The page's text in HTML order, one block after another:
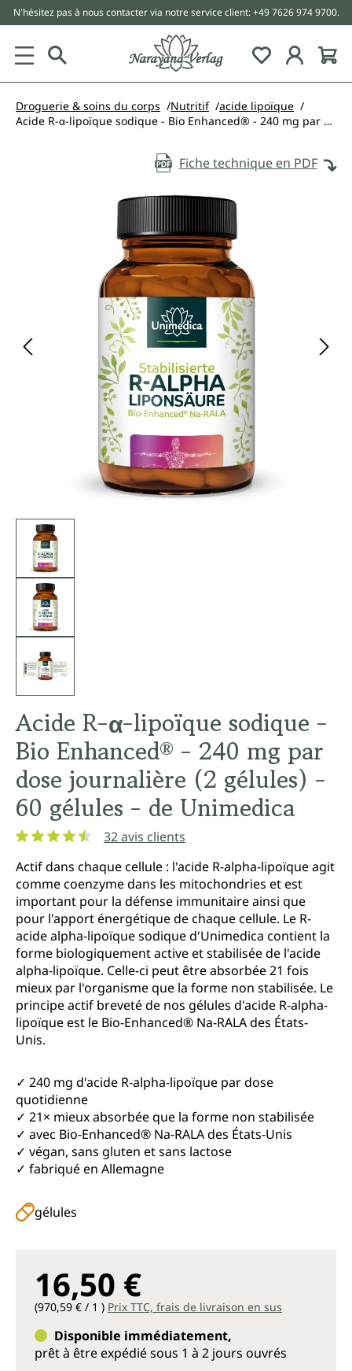
principal
N'hésitez pas à nous contacter via notre service client: +49 7626 974 9700.
Droguerie & soins du corps Nutritif
acide lipoïque
Acide R-α-lipoïque sodique - Bio Enhanced® - 240 mg par dose journalière (2 gélules) - 60 gélules - de Unimedica
Fiche technique en PDF
Ignorer la galerie d'images
Acide R-α-lipoïque sodique -
Bio Enhanced® - 240 mg par
dose journalière (2 gélules) -
60 gélules - de Unimedica
32 avis clients
Actif dans chaque cellule : l'acide R-alpha-lipoïque agit
comme coenzyme dans les mitochondries et est
important pour la défense immunitaire ainsi que
pour l'apport énergétique de chaque cellule. Le R-
acide alpha-lipoïque sodique d'Unimedica contient la
forme biologiquement active et stabilisée de l'acide
alpha-lipoïque. Celle-ci peut être absorbée 21 fois
mieux par l'organisme que la forme non stabilisée. Le
principe actif breveté de nos gélules d'acide R-alpha-
lipoïque est le Bio-Enhanced® Na-RALA des États-
Unis.
✓ 240 mg d'acide R-alpha-lipoïque par dose
quotidienne
✓ 21× mieux absorbée que la forme non stabilisée
✓ avec Bio-Enhanced® Na-RALA des États-Unis
✓ végan, sans gluten et sans lactose
✓ fabriqué en Allemagne
gélules
16,50 €
(970,59 € / 1 ) Prix TTC, frais de livraison en sus
Disponible immédiatement,
prêt à être expédié sous 1 à 2 jours ouvrés